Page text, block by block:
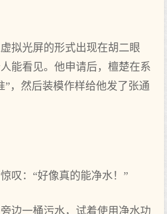
拟光屏的形式出现在胡二眼
能看见。他申请后，檀楚在系
”，然后装模作样给他发了张通
叹：“好像真的能净水！”
边一桶污水，试着使用净水功